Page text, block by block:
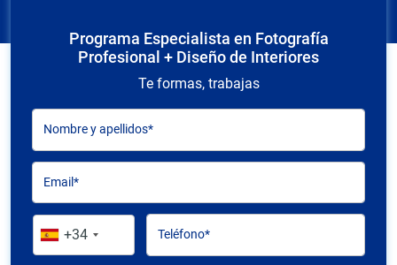
Programa Especialista en Fotografía
Profesional + Diseño de Interiores
Te formas, trabajas
Nombre y apellidos*
Email*
+34 Teléfono*